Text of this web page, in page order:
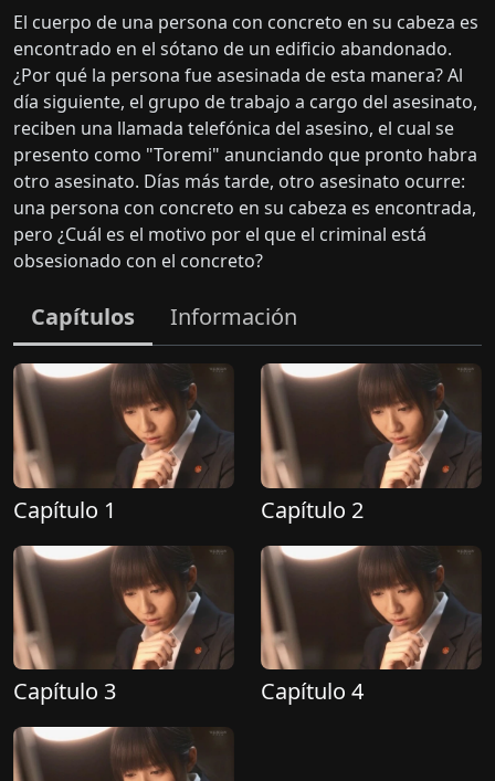
El cuerpo de una persona con concreto en su cabeza es
encontrado en el sótano de un edificio abandonado.
¿Por qué la persona fue asesinada de esta manera? Al
día siguiente, el grupo de trabajo a cargo del asesinato,
reciben una llamada telefónica del asesino, el cual se
presento como "Toremi" anunciando que pronto habra
otro asesinato. Días más tarde, otro asesinato ocurre:
una persona con concreto en su cabeza es encontrada,
pero ¿Cuál es el motivo por el que el criminal está
obsesionado con el concreto?
Capítulos Información
Capítulo 1 Capítulo 2
Capítulo 3 Capítulo 4